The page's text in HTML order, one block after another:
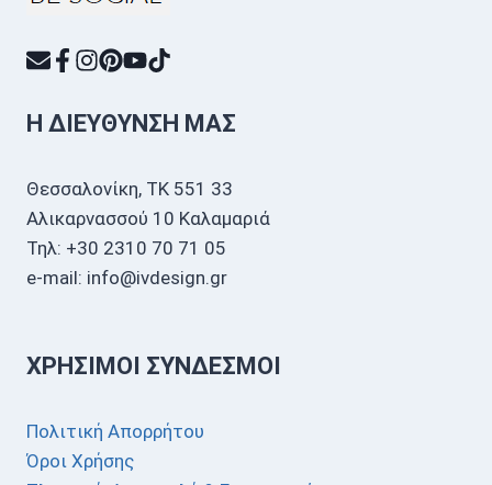
Η ΔΙΕΎΘΥΝΣΗ ΜΑΣ
Θεσσαλονίκη, ΤΚ 551 33
Αλικαρνασσού 10 Καλαμαριά
Τηλ: +30 2310 70 71 05
e-mail: info@ivdesign.gr
ΧΡΉΣΙΜΟΙ ΣΎΝΔΕΣΜΟΙ
Πολιτική Απορρήτου
Όροι Χρήσης